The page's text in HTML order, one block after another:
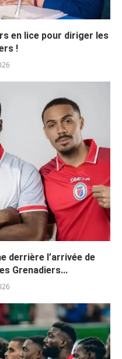
en lice pour diriger les
!
derrière l’arrivée de
Grenadiers...